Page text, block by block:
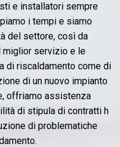
e installatori sempre
i tempi e siamo
del settore, così da
miglior servizio e le
di riscaldamento come di
di un nuovo impianto
offriamo assistenza
di stipula di contratti h
di problematiche